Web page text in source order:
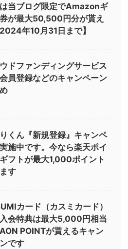
当ブログ限定でAmazonギ
が最大50,500円分が貰え
年10月31日まで】
ドファンディングサービス
員登録などのキャンペーン
くん『新規登録』キャンペ
施中です。今なら楽天ポイ
フトが最大1,000ポイント
す
カード（カスミカード）
会特典は最大5,000円相当
POINTが貰えるキャン
です